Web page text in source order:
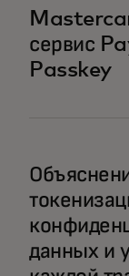
сервис
Passkey
данных и